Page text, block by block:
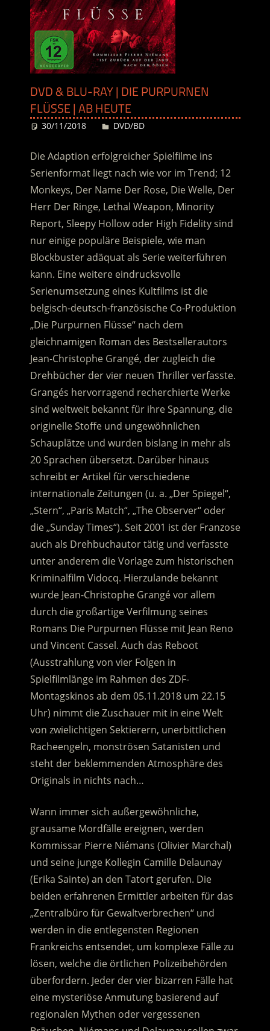
DVD & BLU-RAY | DIE PURPURNEN
FLÜSSE | AB HEUTE
30/11/2018 Desiree
DVD/BD
Die Adaption erfolgreicher Spielfilme ins
Serienformat liegt nach wie vor im Trend; 12
Monkeys, Der Name Der Rose, Die Welle, Der
Herr Der Ringe, Lethal Weapon, Minority
Report, Sleepy Hollow oder High Fidelity sind
nur einige populäre Beispiele, wie man
Blockbuster adäquat als Serie weiterführen
kann. Eine weitere eindrucksvolle
Serienumsetzung eines Kultfilms ist die
belgisch-deutsch-französische Co-Produktion
„Die Purpurnen Flüsse“ nach dem
gleichnamigen Roman des Bestsellerautors
Jean-Christophe Grangé, der zugleich die
Drehbücher der vier neuen Thriller verfasste.
Grangés hervorragend recherchierte Werke
sind weltweit bekannt für ihre Spannung, die
originelle Stoffe und ungewöhnlichen
Schauplätze und wurden bislang in mehr als
20 Sprachen übersetzt. Darüber hinaus
schreibt er Artikel für verschiedene
internationale Zeitungen (u. a. „Der Spiegel“,
„Stern“, „Paris Match“, „The Observer“ oder
die „Sunday Times“). Seit 2001 ist der Franzose
auch als Drehbuchautor tätig und verfasste
unter anderem die Vorlage zum historischen
Kriminalfilm Vidocq. Hierzulande bekannt
wurde Jean-Christophe Grangé vor allem
durch die großartige Verfilmung seines
Romans Die Purpurnen Flüsse mit Jean Reno
und Vincent Cassel. Auch das Reboot
(Ausstrahlung von vier Folgen in
Spielfilmlänge im Rahmen des ZDF-
Montagskinos ab dem 05.11.2018 um 22.15
Uhr) nimmt die Zuschauer mit in eine Welt
von zwielichtigen Sektierern, unerbittlichen
Racheengeln, monströsen Satanisten und
steht der beklemmenden Atmosphäre des
Originals in nichts nach…
Wann immer sich außergewöhnliche,
grausame Mordfälle ereignen, werden
Kommissar Pierre Niémans (Olivier Marchal)
und seine junge Kollegin Camille Delaunay
(Erika Sainte) an den Tatort gerufen. Die
beiden erfahrenen Ermittler arbeiten für das
„Zentralbüro für Gewaltverbrechen“ und
werden in die entlegensten Regionen
Frankreichs entsendet, um komplexe Fälle zu
lösen, welche die örtlichen Polizeibehörden
überfordern. Jeder der vier bizarren Fälle hat
eine mysteriöse Anmutung basierend auf
regionalen Mythen oder vergessenen